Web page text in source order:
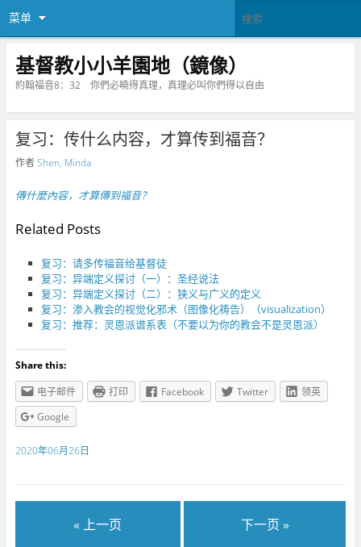
菜单
基督教小小羊園地（鏡像）
約翰福音8：32 你們必曉得真理，真理必叫你們得以自由
复习：传什么内容，才算传到福音？
作者Shen, Minda
傳什麼內容，才算傳到福音？
Related Posts
复习：请多传福音给基督徒
复习：异端定义探讨（一）：圣经说法
复习：异端定义探讨（二）：狭义与广义的定义
复习：渗入教会的视觉化邪术（图像化祷告）（visualization）
复习：推荐：灵恩派谱系表（不要以为你的教会不是灵恩派）
Share this:
电子邮件
打印 Facebook Twitter
领英
Google
2020年06月26日
« 上一页 下一页 »